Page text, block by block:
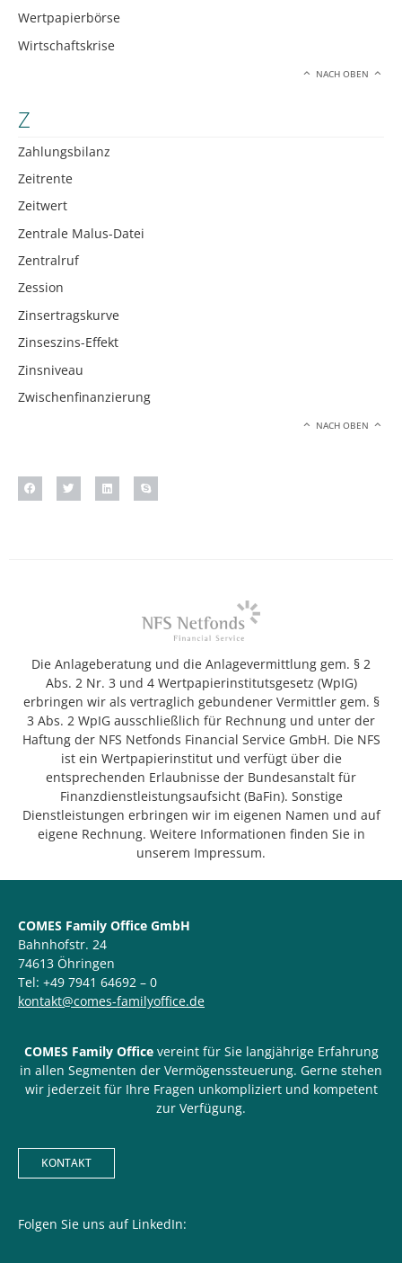
Wertpapierbörse
Wirtschaftskrise
NACH OBEN
Z
Zahlungsbilanz
Zeitrente
Zeitwert
Zentrale Malus-Datei
Zentralruf
Zession
Zinsertragskurve
Zinseszins-Effekt
Zinsniveau
Zwischenfinanzierung
NACH OBEN
Die Anlageberatung und die Anlagevermittlung gem. § 2
Abs. 2 Nr. 3 und 4 Wertpapierinstitutsgesetz (WpIG)
erbringen wir als vertraglich gebundener Vermittler gem. §
3 Abs. 2 WpIG ausschließlich für Rechnung und unter der
Haftung der NFS Netfonds Financial Service GmbH. Die NFS
ist ein Wertpapierinstitut und verfügt über die
entsprechenden Erlaubnisse der Bundesanstalt für
Finanzdienstleistungsaufsicht (BaFin). Sonstige
Dienstleistungen erbringen wir im eigenen Namen und auf
eigene Rechnung. Weitere Informationen finden Sie in
unserem Impressum.
COMES Family Office GmbH
Bahnhofstr. 24
74613 Öhringen
Tel: +49 7941 64692 – 0
kontakt@comes-familyoffice.de
COMES Family Office vereint für Sie langjährige Erfahrung
in allen Segmenten der Vermögenssteuerung. Gerne stehen
wir jederzeit für Ihre Fragen unkompliziert und kompetent
zur Verfügung.
KONTAKT
Folgen Sie uns auf LinkedIn: